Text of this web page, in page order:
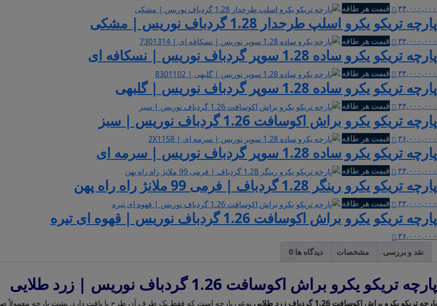
۳۴,۰۰۰,۰۰۰ قیمت هر طاقه
پارچه تریکو یکرو اسلپ طرحدار 1.28 گردباف نوریس | مشکی
۳۴,۰۰۰,۰۰۰ قیمت هر طاقه
پارچه تریکو یکرو ساده 1.28 سوپر گردباف نوریس | نسکافه ای
۳۴,۰۰۰,۰۰۰ قیمت هر طاقه
پارچه تریکو یکرو ساده 1.28 سوپر گردباف نوریس | گلبهی
۳۴,۰۰۰,۰۰۰ قیمت هر طاقه
پارچه تریکو یکرو براش اکوسافت 1.26 گردباف نوریس | سبز
۳۶,۰۰۰,۰۰۰ قیمت هر طاقه
پارچه تریکو یکرو ساده 1.28 سوپر گردباف نوریس | سرمه ای
۳۴,۰۰۰,۰۰۰ قیمت هر طاقه
پارچه تریکو یکرو رینگر 1.28 گردباف | فرمی 99 ملانژ راه راه پهن
۳۴,۰۰۰,۰۰۰ قیمت هر طاقه
پارچه تریکو یکرو براش اکوسافت 1.26 گردباف نوریس | قهوه ای تیره
۳۶,۰۰۰,۰۰۰
نقد و بررسی
مشخصات دیدگاه ها
پارچه تریکو یکرو براش اکوسافت 1.26 گردباف نوریس | زرد طلایی
پارچه تریکو یکرو براش اکوسافت 1.26 گردباف زرد طلایی نوعی پارچه است که فقط یک طرف آن طرح یا بافت دارد. پشت پارچه معمولاً